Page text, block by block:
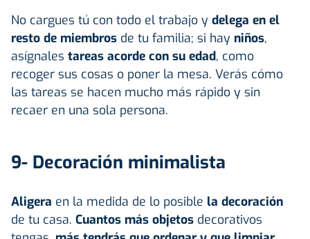
No cargues tú con todo el trabajo y delega en el
resto de miembros de tu familia; si hay niños,
asígnales tareas acorde con su edad, como
recoger sus cosas o poner la mesa. Verás cómo
las tareas se hacen mucho más rápido y sin
recaer en una sola persona.
9- Decoración minimalista
Aligera en la medida de lo posible la decoración
de tu casa. Cuantos más objetos decorativos